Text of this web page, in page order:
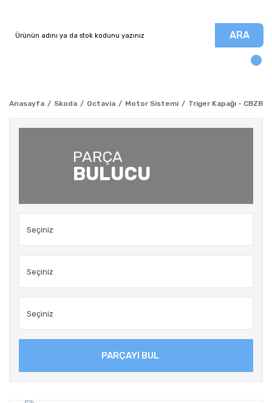
ARA
Anasayfa Skoda Octavia Motor Sistemi Triger Kapağı - CBZB
PARÇA
BULUCU
PARÇAYI BUL